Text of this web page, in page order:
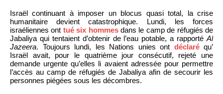
Israël continuant à imposer un blocus quasi total, la crise
humanitaire devient catastrophique. Lundi, les forces
israéliennes ont tué six hommesdans le camp de réfugiés de
Jabaliya qui tentaient d’obtenir de l’eau potable, a rapporté Al
Jazeera. Toujours lundi, les Nations unies ont déclaréqu’
Israël avait, pour le quatrième jour consécutif, rejeté une
demande urgente qu’elles li avaient adressée pour permettre
l’accès au camp de réfugiés de Jabaliya afin de secourir les
personnes piégées sous les décombres.